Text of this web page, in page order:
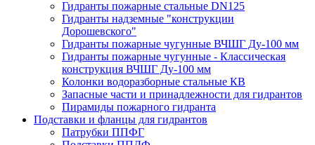
Гидранты пожарные стальные DN125
Гидранты надземные "конструкции
Дорошевского"
Гидранты пожарные чугунные ВЧШГ Ду-100 мм
Гидранты пожарные чугунные - Классическая
конструкция ВЧШГ Ду-100 мм
Колонки водоразборные стальные КВ
Запасные части и принадлежности для гидрантов
Пирамиды пожарного гидранта
Подставки и фланцы для гидрантов
Патрубки ППФГ